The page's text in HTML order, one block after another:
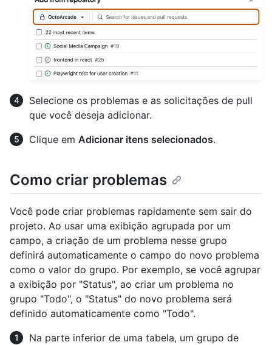
Selecione os problemas e as solicitações de pull
que você deseja adicionar.
Clique em Adicionar itens selecionados.
Como criar problemas
Você pode criar problemas rapidamente sem sair do
projeto. Ao usar uma exibição agrupada por um
campo, a criação de um problema nesse grupo
definirá automaticamente o campo do novo problema
como o valor do grupo. Por exemplo, se você agrupar
a exibição por "Status", ao criar um problema no
grupo "Todo", o "Status" do novo problema será
definido automaticamente como "Todo".
Na parte inferior de uma tabela, um grupo de